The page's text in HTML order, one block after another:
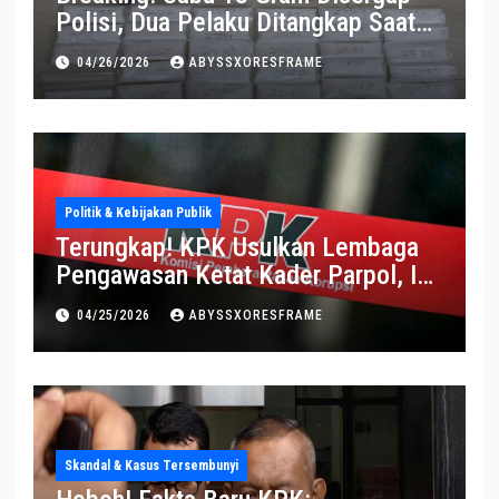
Polisi, Dua Pelaku Ditangkap Saat
Operasi Berlangsung Di Tempat
04/26/2026 ABYSSXORESFRAME
Politik & Kebijakan Publik
Terungkap! KPK Usulkan Lembaga
Pengawasan Ketat Kader Parpol, Ini
Alasannya
04/25/2026 ABYSSXORESFRAME
Skandal & Kasus Tersembunyi